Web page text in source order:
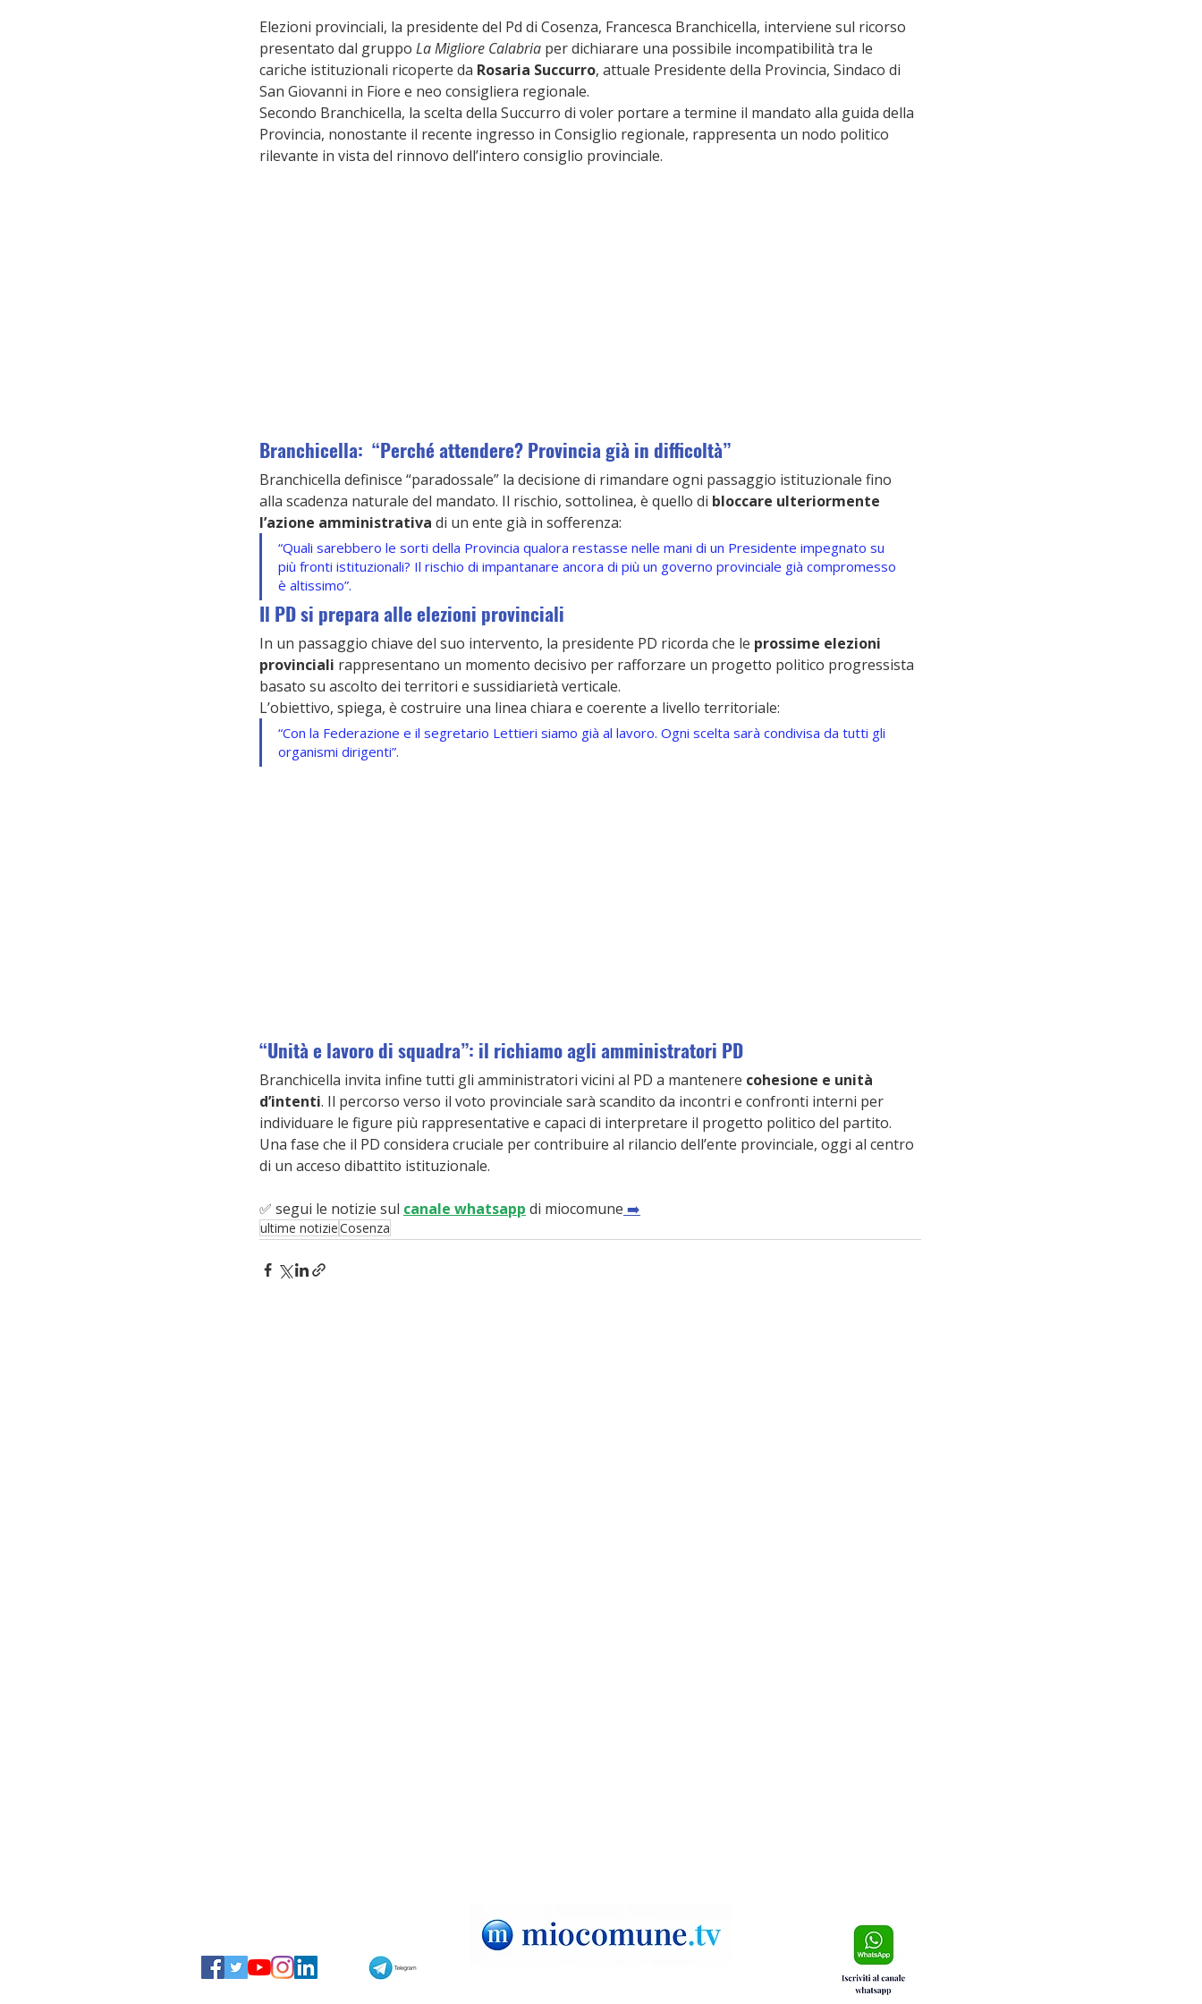
Elezioni provinciali, la presidente del Pd di Cosenza, Francesca Branchicella, interviene sul ricorso
presentato dal gruppo La Migliore Calabria per dichiarare una possibile incompatibilità tra le
cariche istituzionali ricoperte da Rosaria Succurro, attuale Presidente della Provincia, Sindaco di
San Giovanni in Fiore e neo consigliera regionale.
Secondo Branchicella, la scelta della Succurro di voler portare a termine il mandato alla guida della
Provincia, nonostante il recente ingresso in Consiglio regionale, rappresenta un nodo politico
rilevante in vista del rinnovo dell’intero consiglio provinciale.
Branchicella:  “Perché attendere? Provincia già in difficoltà”
Branchicella definisce “paradossale” la decisione di rimandare ogni passaggio istituzionale fino
alla scadenza naturale del mandato. Il rischio, sottolinea, è quello di bloccare ulteriormente
l’azione amministrativa di un ente già in sofferenza:
“Quali sarebbero le sorti della Provincia qualora restasse nelle mani di un Presidente impegnato su
più fronti istituzionali? Il rischio di impantanare ancora di più un governo provinciale già compromesso
è altissimo”.
Il PD si prepara alle elezioni provinciali
In un passaggio chiave del suo intervento, la presidente PD ricorda che le prossime elezioni
provinciali rappresentano un momento decisivo per rafforzare un progetto politico progressista
basato su ascolto dei territori e sussidiarietà verticale.
L’obiettivo, spiega, è costruire una linea chiara e coerente a livello territoriale:
“Con la Federazione e il segretario Lettieri siamo già al lavoro. Ogni scelta sarà condivisa da tutti gli
organismi dirigenti”.
“Unità e lavoro di squadra”: il richiamo agli amministratori PD
Branchicella invita infine tutti gli amministratori vicini al PD a mantenere cohesione e unità
d’intenti. Il percorso verso il voto provinciale sarà scandito da incontri e confronti interni per
individuare le figure più rappresentative e capaci di interpretare il progetto politico del partito.
Una fase che il PD considera cruciale per contribuire al rilancio dell’ente provinciale, oggi al centro
di un acceso dibattito istituzionale.
✅ segui le notizie sul canale whatsapp di miocomune ➡️
ultime notizieCosenza